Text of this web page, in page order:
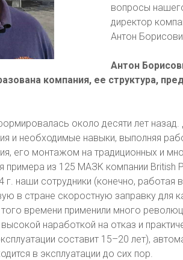
вопросы
директор
Антон
Антон
компания, ее структура,
около десяти лет
и необходимые навыки, выполняя
его монтажом на традиционных и
примера из 125 МАЗК компании British
наши сотрудники (конечно, работая
в стране скоростную заправку для
времени применили много
наработкой на отказ и
составит 15–20 лет),
в эксплуатации до сих пор.